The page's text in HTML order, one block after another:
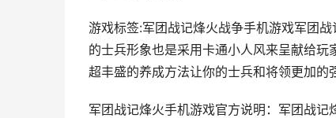
游戏标签:军团战记烽火战争手机游戏军团
的士兵形象也是采用卡通小人风来呈献给玩
超丰盛的养成方法让你的士兵和将领更加的
军团战记烽火手机游戏官方说明：军团战